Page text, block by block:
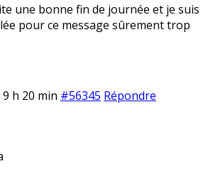
une bonne fin de journée et je suis
pour ce message sûrement trop
h 20 min #56345 Répondre